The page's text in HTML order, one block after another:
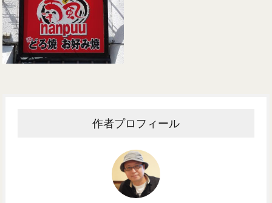
作者プロフィール